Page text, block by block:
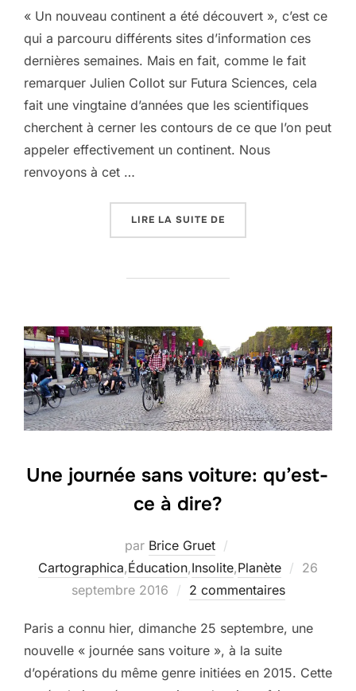
« Un nouveau continent a été découvert », c’est ce
qui a parcouru différents sites d’information ces
dernières semaines. Mais en fait, comme le fait
remarquer Julien Collot sur Futura Sciences, cela
fait une vingtaine d’années que les scientifiques
cherchent à cerner les contours de ce que l’on peut
appeler effectivement un continent. Nous
renvoyons à cet …
LIRE LA SUITE DE
Une journée sans voiture: qu’est-
ce à dire?
par Brice Gruet
Cartographica,Éducation,Insolite,Planète
Publié
26
septembre 2016
2 commentaires
Paris a connu hier, dimanche 25 septembre, une
nouvelle « journée sans voiture », à la suite
d’opérations du même genre initiées en 2015. Cette